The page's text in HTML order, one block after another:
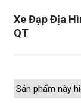
Xe Đạp Địa
QT
Sản phẩm này